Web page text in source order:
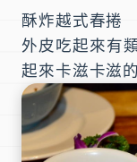
酥炸越式春捲
外皮吃起來有
起來卡滋卡滋